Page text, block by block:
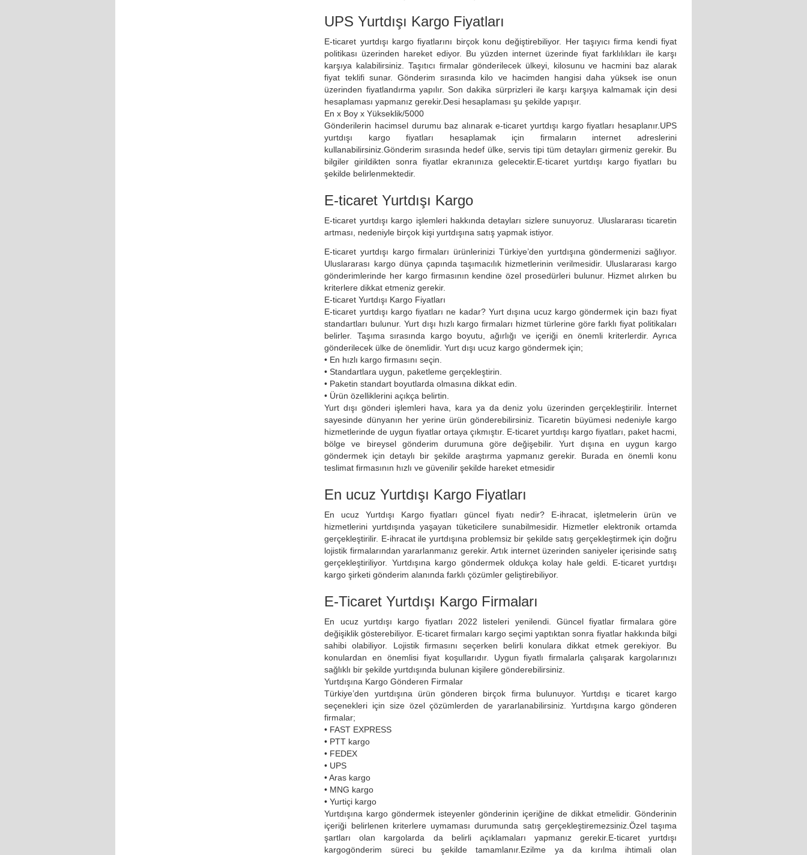
UPS Yurtdışı Kargo Fiyatları
E-ticaret yurtdışı kargo fiyatlarını birçok konu değiştirebiliyor. Her taşıyıcı firma kendi fiyat
politikası üzerinden hareket ediyor. Bu yüzden internet üzerinde fiyat farklılıkları ile karşı
karşıya kalabilirsiniz. Taşıtıcı firmalar gönderilecek ülkeyi, kilosunu ve hacmini baz alarak
fiyat teklifi sunar. Gönderim sırasında kilo ve hacimden hangisi daha yüksek ise onun
üzerinden fiyatlandırma yapılır. Son dakika sürprizleri ile karşı karşıya kalmamak için desi
hesaplaması yapmanız gerekir.Desi hesaplaması şu şekilde yapışır.
En x Boy x Yükseklik/5000
Gönderilerin hacimsel durumu baz alınarak e-ticaret yurtdışı kargo fiyatları hesaplanır.UPS
yurtdışı kargo fiyatları hesaplamak için firmaların internet adreslerini
kullanabilirsiniz.Gönderim sırasında hedef ülke, servis tipi tüm detayları girmeniz gerekir. Bu
bilgiler girildikten sonra fiyatlar ekranınıza gelecektir.E-ticaret yurtdışı kargo fiyatları bu
şekilde belirlenmektedir.
E-ticaret Yurtdışı Kargo
E-ticaret yurtdışı kargo işlemleri hakkında detayları sizlere sunuyoruz. Uluslararası ticaretin
artması, nedeniyle birçok kişi yurtdışına satış yapmak istiyor.
E-ticaret yurtdışı kargo firmaları ürünlerinizi Türkiye’den yurtdışına göndermenizi sağlıyor.
Uluslararası kargo dünya çapında taşımacılık hizmetlerinin verilmesidir. Uluslararası kargo
gönderimlerinde her kargo firmasının kendine özel prosedürleri bulunur. Hizmet alırken bu
kriterlere dikkat etmeniz gerekir.
E-ticaret Yurtdışı Kargo Fiyatları
E-ticaret yurtdışı kargo fiyatları ne kadar? Yurt dışına ucuz kargo göndermek için bazı fiyat
standartları bulunur. Yurt dışı hızlı kargo firmaları hizmet türlerine göre farklı fiyat politikaları
belirler. Taşıma sırasında kargo boyutu, ağırlığı ve içeriği en önemli kriterlerdir. Ayrıca
gönderilecek ülke de önemlidir. Yurt dışı ucuz kargo göndermek için;
• En hızlı kargo firmasını seçin.
• Standartlara uygun, paketleme gerçekleştirin.
• Paketin standart boyutlarda olmasına dikkat edin.
• Ürün özelliklerini açıkça belirtin.
Yurt dışı gönderi işlemleri hava, kara ya da deniz yolu üzerinden gerçekleştirilir. İnternet
sayesinde dünyanın her yerine ürün gönderebilirsiniz. Ticaretin büyümesi nedeniyle kargo
hizmetlerinde de uygun fiyatlar ortaya çıkmıştır. E-ticaret yurtdışı kargo fiyatları, paket hacmi,
bölge ve bireysel gönderim durumuna göre değişebilir. Yurt dışına en uygun kargo
göndermek için detaylı bir şekilde araştırma yapmanız gerekir. Burada en önemli konu
teslimat firmasının hızlı ve güvenilir şekilde hareket etmesidir
En ucuz Yurtdışı Kargo Fiyatları
En ucuz Yurtdışı Kargo fiyatları güncel fiyatı nedir? E-ihracat, işletmelerin ürün ve
hizmetlerini yurtdışında yaşayan tüketicilere sunabilmesidir. Hizmetler elektronik ortamda
gerçekleştirilir. E-ihracat ile yurtdışına problemsiz bir şekilde satış gerçekleştirmek için doğru
lojistik firmalarından yararlanmanız gerekir. Artık internet üzerinden saniyeler içerisinde satış
gerçekleştiriliyor. Yurtdışına kargo göndermek oldukça kolay hale geldi. E-ticaret yurtdışı
kargo şirketi gönderim alanında farklı çözümler geliştirebiliyor.
E-Ticaret Yurtdışı Kargo Firmaları
En ucuz yurtdışı kargo fiyatları 2022 listeleri yenilendi. Güncel fiyatlar firmalara göre
değişiklik gösterebiliyor. E-ticaret firmaları kargo seçimi yaptıktan sonra fiyatlar hakkında bilgi
sahibi olabiliyor. Lojistik firmasını seçerken belirli konulara dikkat etmek gerekiyor. Bu
konulardan en önemlisi fiyat koşullarıdır. Uygun fiyatlı firmalarla çalışarak kargolarınızı
sağlıklı bir şekilde yurtdışında bulunan kişilere gönderebilirsiniz.
Yurtdışına Kargo Gönderen Firmalar
Türkiye’den yurtdışına ürün gönderen birçok firma bulunuyor. Yurtdışı e ticaret kargo
seçenekleri için size özel çözümlerden de yararlanabilirsiniz. Yurtdışına kargo gönderen
firmalar;
• FAST EXPRESS
• PTT kargo
• FEDEX
• UPS
• Aras kargo
• MNG kargo
• Yurtiçi kargo
Yurtdışına kargo göndermek isteyenler gönderinin içeriğine de dikkat etmelidir. Gönderinin
içeriği belirlenen kriterlere uymaması durumunda satış gerçekleştiremezsiniz.Özel taşıma
şartları olan kargolarda da belirli açıklamaları yapmanız gerekir.E-ticaret yurtdışı
kargogönderim süreci bu şekilde tamamlanır.Ezilme ya da kırılma ihtimali olan